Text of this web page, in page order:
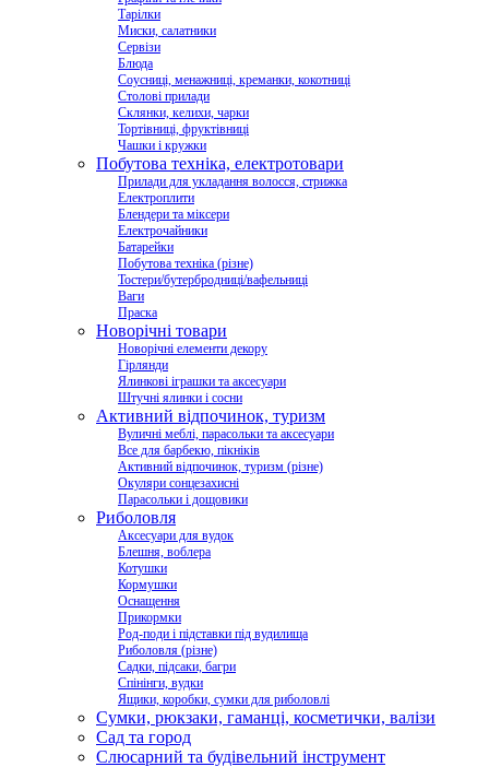
Тарілки
Миски, салатники
Сервізи
Блюда
Соусниці, менажниці, креманки, кокотниці
Столові прилади
Склянки, келихи, чарки
Тортівниці, фруктівниці
Чашки і кружки
Побутова техніка, електротовари
Прилади для укладання волосся, стрижка
Електроплити
Блендери та міксери
Електрочайники
Батарейки
Побутова техніка (різне)
Тостери/бутербродниці/вафельниці
Ваги
Праска
Новорічні товари
Новорічні елементи декору
Гірлянди
Ялинкові іграшки та аксесуари
Штучні ялинки і сосни
Активний відпочинок, туризм
Вуличні меблі, парасольки та аксесуари
Все для барбекю, пікніків
Активний відпочинок, туризм (різне)
Окуляри сонцезахисні
Парасольки і дощовики
Риболовля
Аксесуари для вудок
Блешня, воблера
Котушки
Кормушки
Оснащення
Прикормки
Род-поди і підставки під вудилища
Риболовля (різне)
Садки, підсаки, багри
Спінінги, вудки
Ящики, коробки, сумки для риболовлі
Сумки, рюкзаки, гаманці, косметички, валізи
Сад та город
Слюсарний та будівельний інструмент